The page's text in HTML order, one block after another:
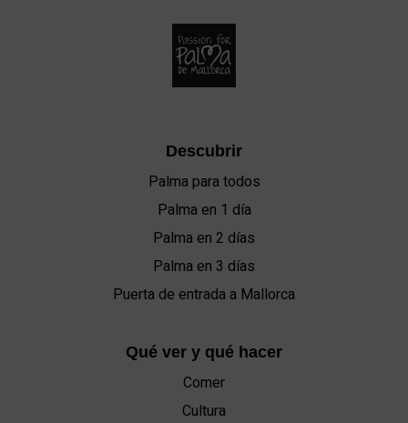
Descubrir
Palma para todos
Palma en 1 día
Palma en 2 días
Palma en 3 días
Puerta de entrada a Mallorca
Qué ver y qué hacer
Comer
Cultura